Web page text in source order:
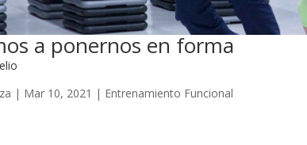
a ponernos en forma
| Mar 10, 2021 | Entrenamiento Funcional